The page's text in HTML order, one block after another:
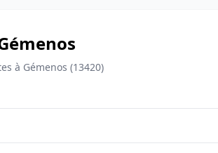
à Gémenos (13420)